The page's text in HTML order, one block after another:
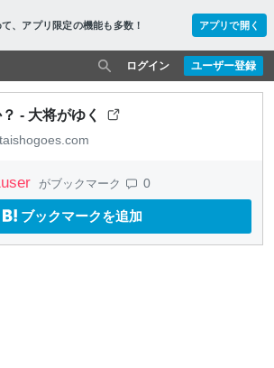
、 アプリ限定の機能も多数！ アプリで開く
ユーザー登録
ログイン
- 大将がゆく
user がブックマーク 0
ブックマークを追加